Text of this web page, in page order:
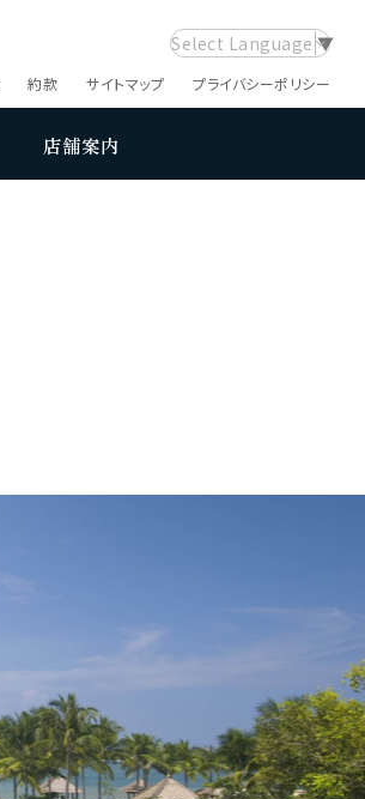
Select Language ▼
プライバシーポリシー
サイトマップ
約款
店舗案内